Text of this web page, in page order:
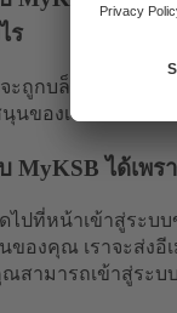
ร
ะถูกบล็อกเนื่องด้
นของเราเพื่อขอรั
MyKSB ได้เพ
ปที่หน้าเข้าสู่ระบ
ของคุณ เราจะส่ง
สามารถเข้าสู่ระ